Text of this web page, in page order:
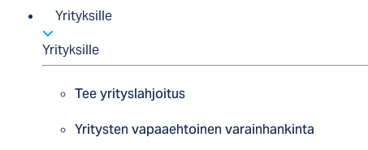
Yrityksille
Yrityksille
Tee yrityslahjoitus
Yritysten vapaaehtoinen varainhankinta